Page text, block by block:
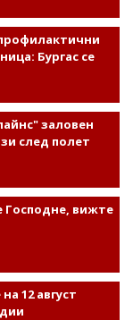
Бургас се
заловен
след полет
вижте
12 август